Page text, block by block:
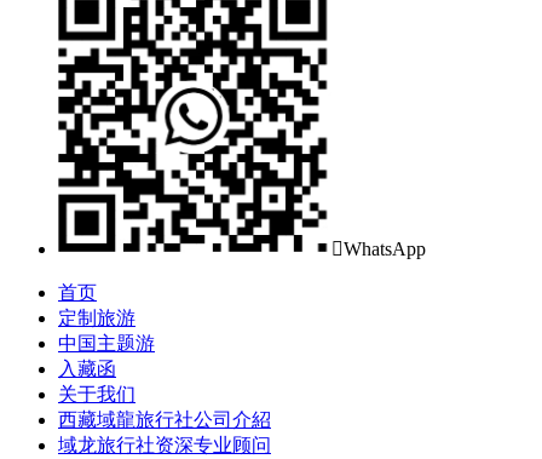
WhatsApp
首页
定制旅游
中国主题游
入藏函
关于我们
西藏域龍旅行社公司介紹
域龙旅行社资深专业顾问